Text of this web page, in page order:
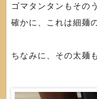
ゴマタンタンもその
確かに、これは細麺
ちなみに、その太麺